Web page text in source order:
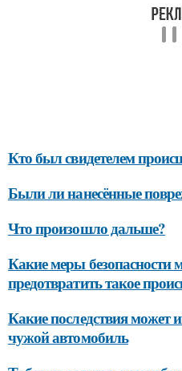
Кто был свидетелем
Были ли нанесённые
Что произошло дальше?
Какие меры
предотвратить такое
Какие последствия может
чужой автомобиль